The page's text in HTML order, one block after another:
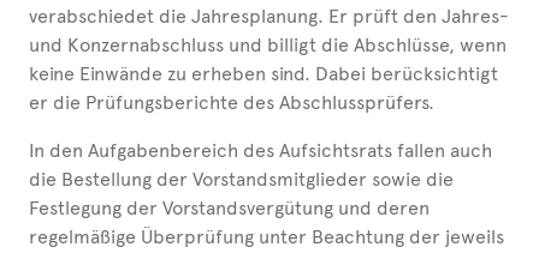
verabschiedet die Jahresplanung. Er prüft den Jahres-
und Konzernabschluss und billigt die Abschlüsse, wenn
keine Einwände zu erheben sind. Dabei berücksichtigt
er die Prüfungsberichte des Abschlussprüfers.
In den Aufgabenbereich des Aufsichtsrats fallen auch
die Bestellung der Vorstandsmitglieder sowie die
Festlegung der Vorstandsvergütung und deren
regelmäßige Überprüfung unter Beachtung der jeweils